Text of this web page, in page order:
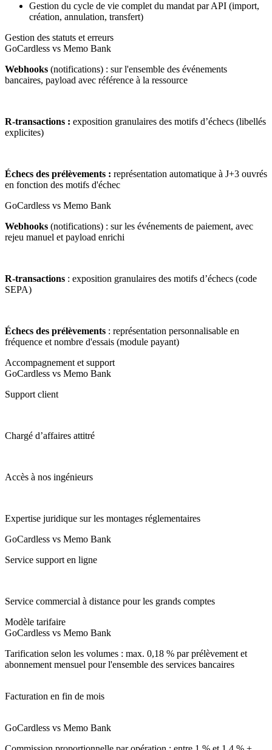
Gestion du cycle de vie complet du mandat par API (import,
création, annulation, transfert)
Gestion des statuts et erreurs
GoCardless vs Memo Bank
Webhooks (notifications) : sur l'ensemble des événements
bancaires, payload avec référence à la ressource
R-transactions : exposition granulaires des motifs d’échecs (libellés
explicites)
Échecs des prélèvements : représentation automatique à J+3 ouvrés
en fonction des motifs d'échec
GoCardless vs Memo Bank
Webhooks (notifications) : sur les événements de paiement, avec
rejeu manuel et payload enrichi
R-transactions : exposition granulaires des motifs d’échecs (code
SEPA)
Échecs des prélèvements : représentation personnalisable en
fréquence et nombre d'essais (module payant)
Accompagnement et support
GoCardless vs Memo Bank
Support client
Chargé d’affaires attitré
Accès à nos ingénieurs
Expertise juridique sur les montages réglementaires
GoCardless vs Memo Bank
Service support en ligne
Service commercial à distance pour les grands comptes
Modèle tarifaire
GoCardless vs Memo Bank
Tarification selon les volumes : max. 0,18 % par prélèvement et
abonnement mensuel pour l'ensemble des services bancaires
Facturation en fin de mois
GoCardless vs Memo Bank